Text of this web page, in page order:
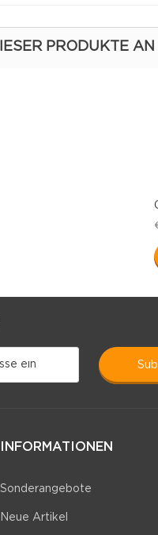
PRODUKTE AN
INFORMATIONEN
Sonderangebote
Neue Artikel